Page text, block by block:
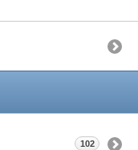
102